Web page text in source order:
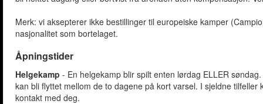
Merk: vi aksepterer ikke bestillinger til europeiske kamper
nasjonalitet som bortelaget.
Åpningstider
Helgekamp - En helgekamp blir spilt enten lørdag ELLER
kan bli flyttet mellom de to dagene på kort varsel. I sjeldne
kontakt med deg.